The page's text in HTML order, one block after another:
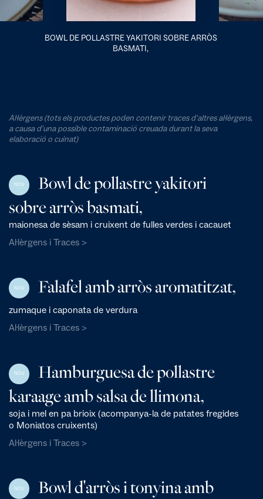
BOWL DE POLLASTRE YAKITORI SOBRE ARRÒS
BASMATI,
Al·lèrgens (tots els productes poden contenir traces d'altres al·lèrgens,
a causa d'una possible contaminació creuada durant la seva
elaboració o cuinat)
NOU
Bowl de pollastre yakitori
sobre arròs basmati,
maionesa de sèsam i cruixent de fulles verdes i cacauet
Al·lèrgens i Traces >
NOU Falafel amb arròs aromatitzat,
zumaque i caponata de verdura
Al·lèrgens i Traces >
NOU
Hamburguesa de pollastre
karaage amb salsa de llimona,
soja i mel en pa brioix (acompanya-la de patates fregides
o Moniatos cruixents)
Al·lèrgens i Traces >
NOU
Bowl d'arròs i tonyina amb